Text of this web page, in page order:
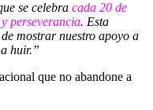
se celebra cada 20 de
perseverancia. Esta
mostrar nuestro apoyo a
huir.”
que no abandone a